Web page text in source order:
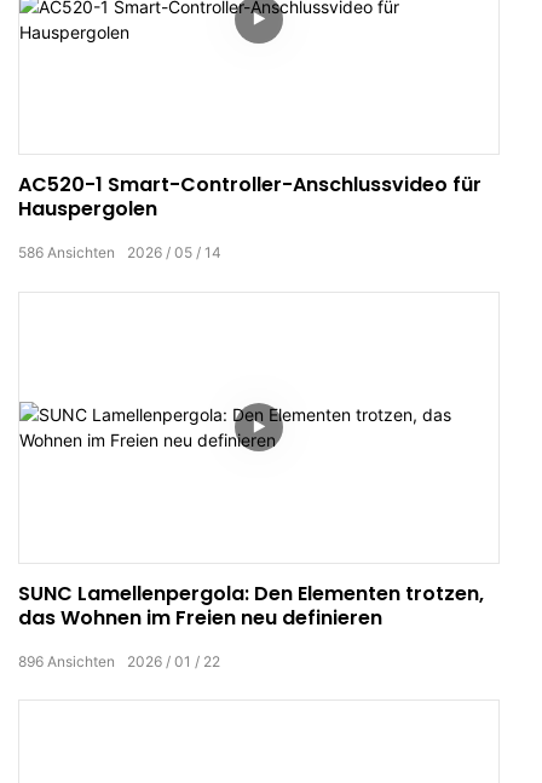
AC520-1 Smart-Controller-Anschlussvideo für
Hauspergolen
2026 05 14
586 Ansichten
SUNC Lamellenpergola: Den Elementen trotzen,
das Wohnen im Freien neu definieren
2026 01 22
896 Ansichten